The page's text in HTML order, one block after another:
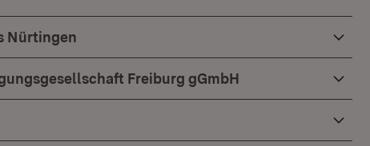
Nürtingen
Freiburg gGmbH